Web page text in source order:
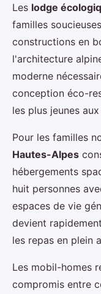
Les lodge
familles
constructions en
l'architecture
moderne
conception éco-
les plus jeunes
Pour les familles
Hautes-Alpes
hébergements
huit personnes
espaces de vie
devient
les repas en plein
Les mobil-homes
compromis entre